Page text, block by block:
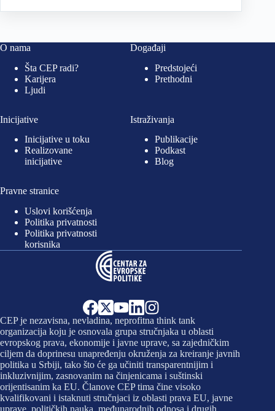
O nama
Šta CEP radi?
Karijera
Ljudi
Događaji
Predstojeći
Prethodni
Inicijative
Inicijative u toku
Realizovane
inicijative
Istraživanja
Publikacije
Podkast
Blog
Pravne stranice
Uslovi korišćenja
Politika privatnosti
Politika privatnosti
korisnika
CEP je nezavisna, nevladina, neprofitna think tank
organizacija koju je osnovala grupa stručnjaka u oblasti
evropskog prava, ekonomije i javne uprave, sa zajedničkim
ciljem da doprinesu unapređenju okruženja za kreiranje javnih
politika u Srbiji, tako što će ga učiniti transparentnijim i
inkluzivnijim, zasnovanim na činjenicama i suštinski
orijentisanim ka EU. Članove CEP tima čine visoko
kvalifikovani i istaknuti stručnjaci iz oblasti prava EU, javne